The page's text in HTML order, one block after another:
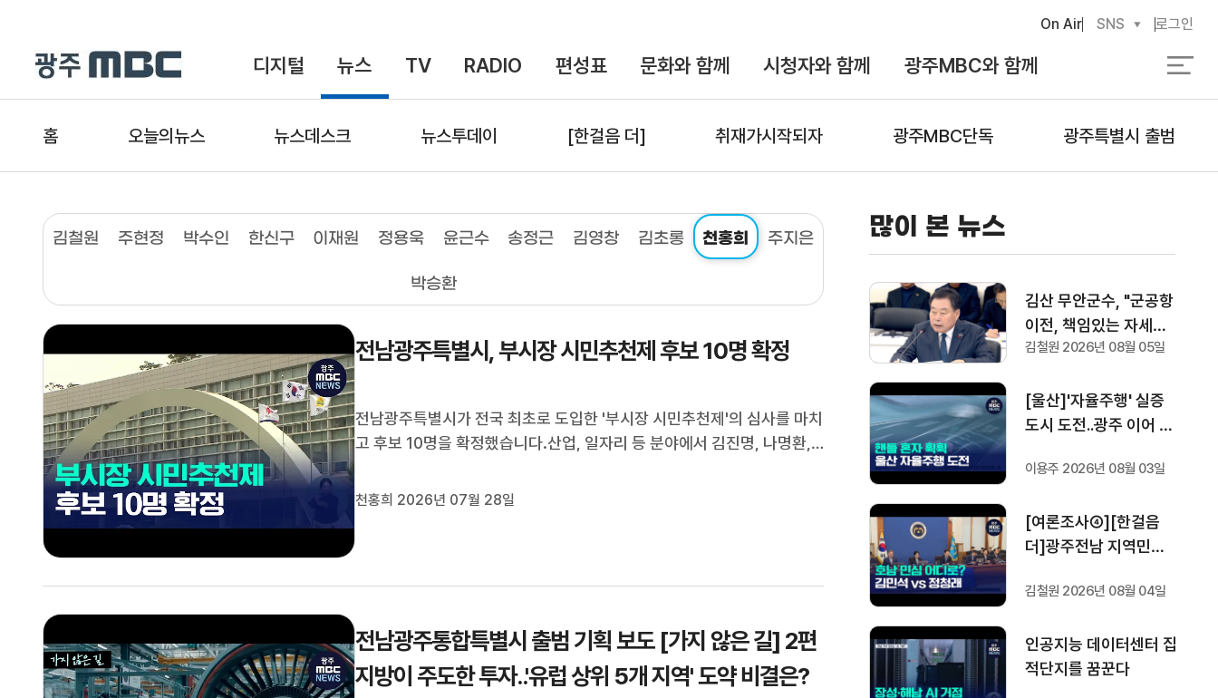
디지털 뉴스 TV RADIO 편성표 문화와 함께 시청자와 함께 광주MBC와 함께
On Air SNS 로그인
홈 오늘의뉴스 뉴스데스크 뉴스투데이 [한걸음 더] 취재가시작되자 광주MBC단독 광주특별시 출범
김철원 주현정 박수인 한신구 이재원 정용욱 윤근수 송정근 김영창 김초롱 천홍희 주지은
박승환
전남광주특별시, 부시장 시민추천제 후보 10명 확정
전남광주특별시가 전국 최초로 도입한 '부시장 시민추천제'의 심사를 마치
고 후보 10명을 확정했습니다.산업, 일자리 등 분야에서 김진명, 나명환,
향, 박현주, 오미란, 윤난실, 채은지가 이름을 올렸습니다.다음 달(8) 1일
천홍희 2026년 07월 28일
전남광주통합특별시 출범 기획 보도 [가지 않은 길] 2편
지방이 주도한 투자..'유럽 상위 5개 지역' 도약 비결은?
많이 본 뉴스
김산 무안군수, "군공항
이전, 책임있는 자세로
협의하겠다"
김철원 2026년 08월 05일
[울산]'자율주행' 실증
도시 도전..광주 이어 두
이용주 2026년 08월 03일
[여론조사④][한걸음
더]광주전남 지역민들
할까.. 변수는?
김철원 2026년 08월 04일
인공지능 데이터센터 집
적단지를 꿈꾼다